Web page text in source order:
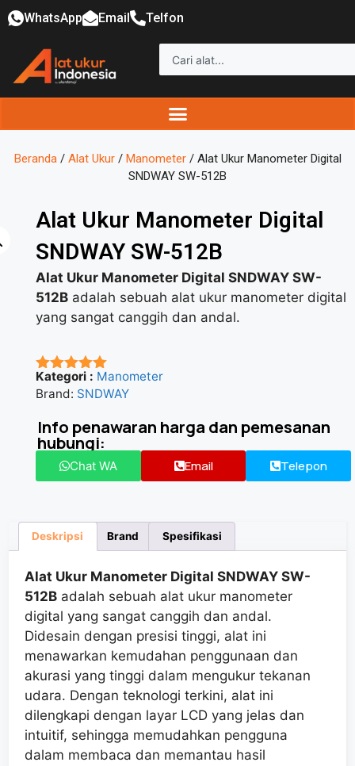
WhatsApp Email Telfon
Beranda/ Alat Ukur/ Manometer/ Alat Ukur Manometer Digital
SNDWAY SW-512B
Alat Ukur Manometer Digital
SNDWAY SW-512B
Alat Ukur Manometer Digital SNDWAY SW-
512B adalah sebuah alat ukur manometer digital
yang sangat canggih dan andal.
★★★★★
Kategori : Manometer
Brand: SNDWAY
Info penawaran harga dan pemesanan
hubungi:
Chat WA Email Telepon
Deskripsi Brand Spesifikasi
Alat Ukur Manometer Digital SNDWAY SW-
512B adalah sebuah alat ukur manometer
digital yang sangat canggih dan andal.
Didesain dengan presisi tinggi, alat ini
menawarkan kemudahan penggunaan dan
akurasi yang tinggi dalam mengukur tekanan
udara. Dengan teknologi terkini, alat ini
dilengkapi dengan layar LCD yang jelas dan
intuitif, sehingga memudahkan pengguna
dalam membaca dan memantau hasil